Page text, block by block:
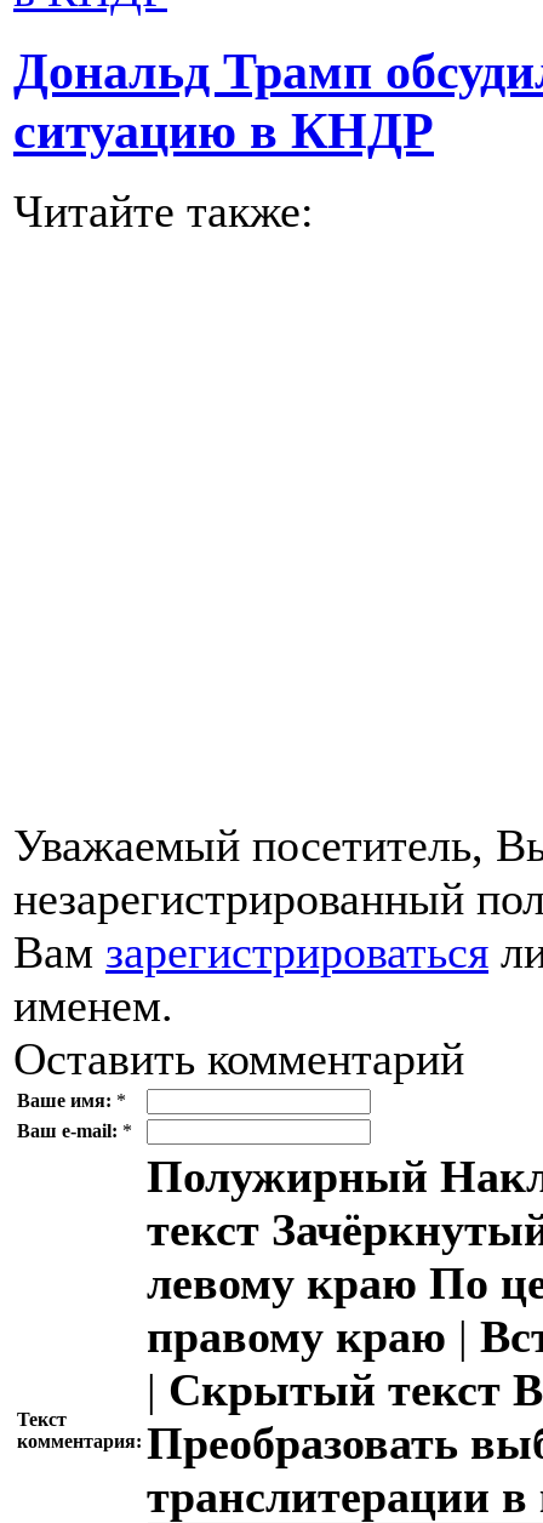
Дональд Трамп
ситуацию в КНДР
Читайте также:
Уважаемый посетитель,
незарегистрированный
Вам зарегистрироваться
именем.
Оставить комментарий
Ваше имя: *
Ваш e-mail: *
Текст
комментария:
Полужирный
текст
левому краю По
правому краю |
| Скрытый текст
Преобразовать
транслитерации